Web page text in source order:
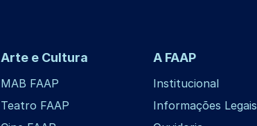
Arte e Cultura
MAB FAAP
Teatro FAAP
A FAAP
Institucional
Informações Legais